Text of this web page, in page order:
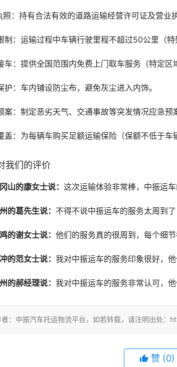
照：持有合法有效的道路运输经营许可证及营业执
制：运输过程中车辆行驶里程不超过50公里（特
车：提供全国范围内免费上门取车服务（特定区
护：车内铺设防尘布，避免灰尘进入内饰。
案：制定恶劣天气、交通事故等突发情况应急预
盖：为每辆车购买足额运输保险（保额不低于车
我们的评价
山的康女士说： 这次运输体验非常棒，中振运车
的葛先生说： 不得不说中振运车的服务太周到
的谢女士说： 他们的服务真的很周到，每个细节
的范女士说： 我对中振运车的服务印象很好，
的郝经理说： 我对中振运车的服务非常认可，
者：中振汽车托运物流平台，如若转载，请注明出处
赞 (0)